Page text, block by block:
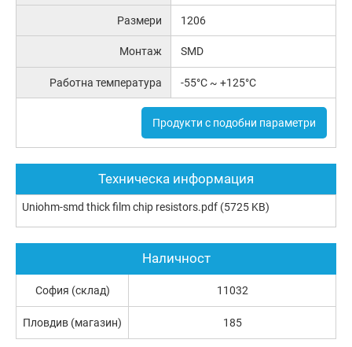
Размери 1206
Монтаж SMD
Работна температура -55°C ~ +125°C
Продукти с подобни параметри
Техническа информация
Uniohm-smd thick film chip resistors.pdf (5725 KB)
Наличност
София (склад) 11032
Пловдив (магазин) 185